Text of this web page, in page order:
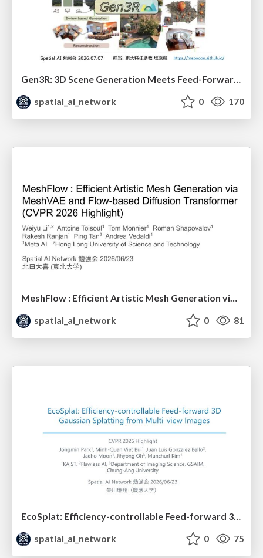
Gen3R: 3D Scene Generation Meets Feed-Forward Reconstruction
spatial_ai_network
0 170
spatial_ai_network
0 81
EcoSplat: Efficiency-controllable Feed-forward 3D Gaussian Splatting from Multi-view Images
spatial_ai_network
0 75